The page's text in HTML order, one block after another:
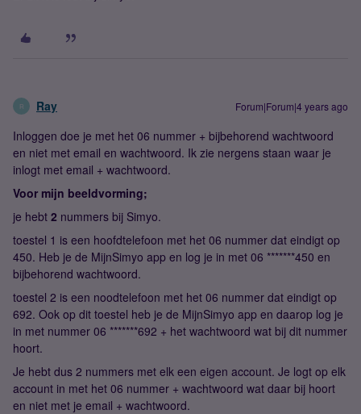
R Ray Forum|Forum|4 years ago
Inloggen doe je met het 06 nummer + bijbehorend wachtwoord
en niet met email en wachtwoord. Ik zie nergens staan waar je
inlogt met email + wachtwoord.
Voor mijn beeldvorming;
je hebt 2 nummers bij Simyo.
toestel 1 is een hoofdtelefoon met het 06 nummer dat eindigt op
450. Heb je de MijnSimyo app en log je in met 06 *******450 en
bijbehorend wachtwoord.
toestel 2 is een noodtelefoon met het 06 nummer dat eindigt op
692. Ook op dit toestel heb je de MijnSimyo app en daarop log je
in met nummer 06 *******692 + het wachtwoord wat bij dit nummer
hoort.
Je hebt dus 2 nummers met elk een eigen account. Je logt op elk
account in met het 06 nummer + wachtwoord wat daar bij hoort
en niet met je email + wachtwoord.